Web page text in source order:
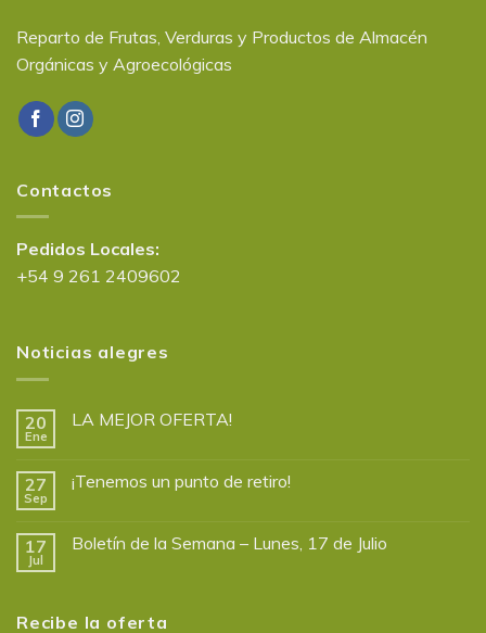
Reparto de Frutas, Verduras y Productos de Almacén
Orgánicas y Agroecológicas
Contactos
Pedidos Locales:
+54 9 261 2409602
Noticias alegres
20
Ene
LA MEJOR OFERTA!
27
Sep
¡Tenemos un punto de retiro!
17
Jul
Boletín de la Semana – Lunes, 17 de Julio
Recibe la oferta